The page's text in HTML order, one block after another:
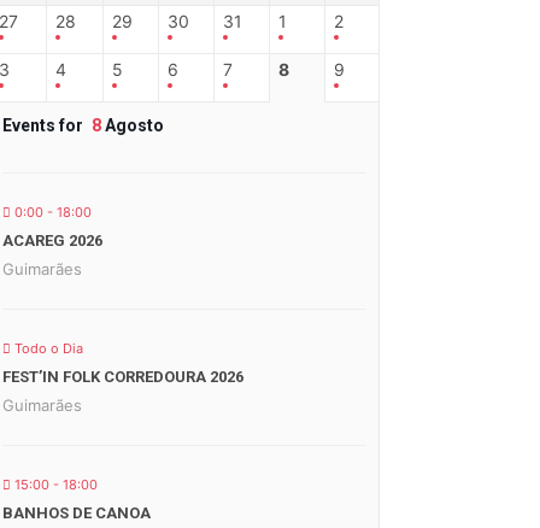
27 28 29 30 31 1 2
3 4 5 6 7 8 9
Events for 8Agosto
0:00 - 18:00
ACAREG 2026
Guimarães
Todo o Dia
FEST’IN FOLK CORREDOURA 2026
Guimarães
15:00 - 18:00
BANHOS DE CANOA